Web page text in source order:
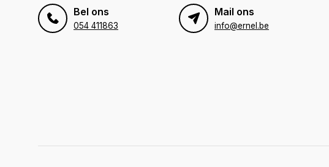
Bel ons
054 411863
Mail ons
info@ernel.be